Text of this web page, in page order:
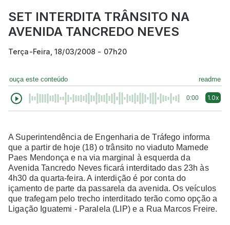
SET INTERDITA TRÂNSITO NA
AVENIDA TANCREDO NEVES
Terça-Feira, 18/03/2008 - 07h20
ouça este conteúdo readme
0:00 1.0x
A Superintendência de Engenharia de Tráfego informa
que a partir de hoje (18) o trânsito no viaduto Mamede
Paes Mendonça e na via marginal à esquerda da
Avenida Tancredo Neves ficará interditado das 23h às
4h30 da quarta-feira. A interdição é por conta do
içamento de parte da passarela da avenida.Os veículos
que trafegam pelo trecho interditado terão como opção a
Ligação Iguatemi - Paralela (LIP) e a Rua Marcos Freire.